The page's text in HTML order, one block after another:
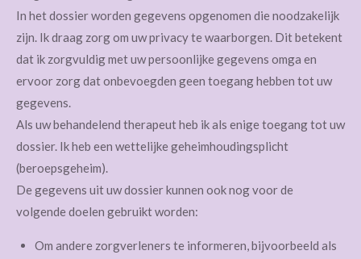
In het dossier worden gegevens opgenomen die noodzakelijk
zijn. Ik draag zorg om uw privacy te waarborgen. Dit betekent
dat ik zorgvuldig met uw persoonlijke gegevens omga en
ervoor zorg dat onbevoegden geen toegang hebben tot uw
gegevens.
Als uw behandelend therapeut heb ik als enige toegang tot uw
dossier. Ik heb een wettelijke geheimhoudingsplicht
(beroepsgeheim).
De gegevens uit uw dossier kunnen ook nog voor de
volgende doelen gebruikt worden:
Om andere zorgverleners te informeren, bijvoorbeeld als